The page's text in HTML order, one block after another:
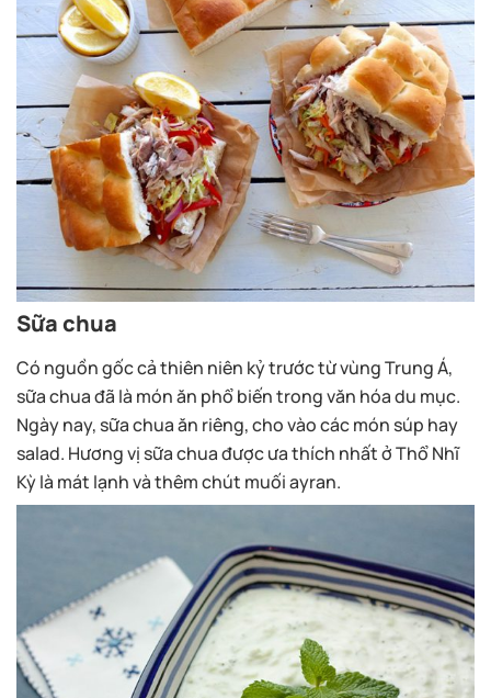
Sữa chua
Có nguồn gốc cả thiên niên kỷ trước từ vùng Trung Á,
sữa chua đã là món ăn phổ biến trong văn hóa du mục.
Ngày nay, sữa chua ăn riêng, cho vào các món súp hay
salad. Hương vị sữa chua được ưa thích nhất ở Thổ Nhĩ
Kỳ là mát lạnh và thêm chút muối ayran.